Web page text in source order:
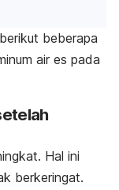
beberapa
air es pada
Hal ini
berkeringat.